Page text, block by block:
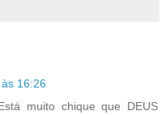
16:26
muito chique que DEUS